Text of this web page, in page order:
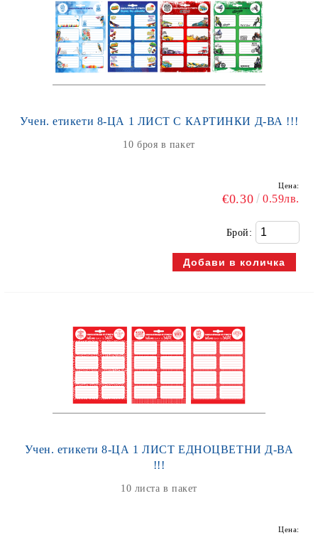
Учен. етикети 8-ЦА 1 ЛИСТ С КАРТИНКИ Д-ВА !!!
10 броя в пакет
Цена:
€0.30 0.59лв.
Брой:
Учен. етикети 8-ЦА 1 ЛИСТ ЕДНОЦВЕТНИ Д-ВА
!!!
10 листа в пакет
Цена: